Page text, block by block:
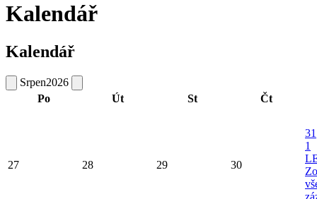
Kalendář
Kalendář
Srpen2026
Po
Út St Čt
27 28 29 30
31
1